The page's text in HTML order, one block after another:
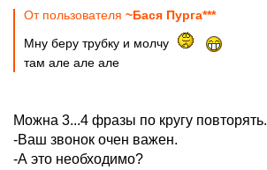
От пользователя ~Бася Пурга***
Мну беру трубку и молчу
там але але але
Можна 3...4 фразы по кругу повторять.
-Ваш звонок очен важен.
-А это необходимо?